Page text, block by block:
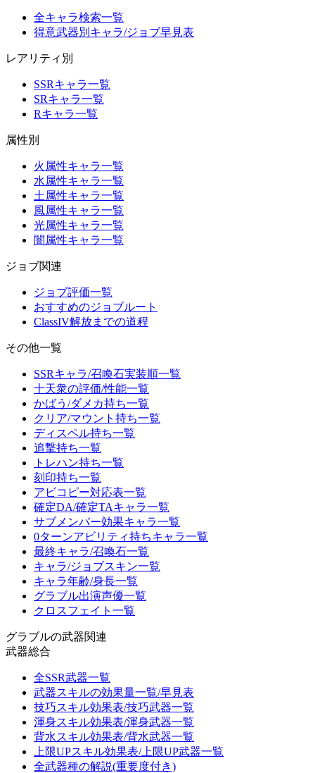
全キャラ検索一覧
得意武器別キャラ/ジョブ早見表
レアリティ別
SSRキャラ一覧
SRキャラ一覧
Rキャラ一覧
属性別
火属性キャラ一覧
水属性キャラ一覧
土属性キャラ一覧
風属性キャラ一覧
光属性キャラ一覧
闇属性キャラ一覧
ジョブ関連
ジョブ評価一覧
おすすめのジョブルート
ClassIV解放までの道程
その他一覧
SSRキャラ/召喚石実装順一覧
十天衆の評価/性能一覧
かばう/ダメカ持ち一覧
クリア/マウント持ち一覧
ディスペル持ち一覧
追撃持ち一覧
トレハン持ち一覧
刻印持ち一覧
アビコピー対応表一覧
確定DA/確定TAキャラ一覧
サブメンバー効果キャラ一覧
0ターンアビリティ持ちキャラ一覧
最終キャラ/召喚石一覧
キャラ/ジョブスキン一覧
キャラ年齢/身長一覧
グラブル出演声優一覧
クロスフェイト一覧
グラブルの武器関連
武器総合
全SSR武器一覧
武器スキルの効果量一覧/早見表
技巧スキル効果表/技巧武器一覧
渾身スキル効果表/渾身武器一覧
背水スキル効果表/背水武器一覧
上限UPスキル効果表/上限UP武器一覧
全武器種の解説(重要度付き)